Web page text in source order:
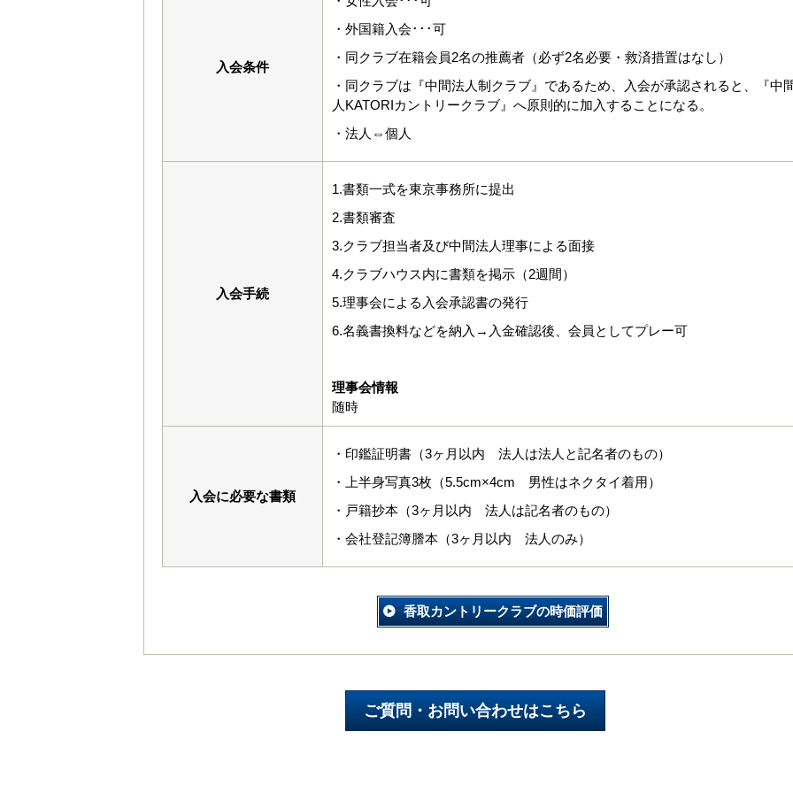
入会条件
・外国籍入会･･･可
・同クラブ在籍会員2名の推薦者（必ず2名必要・救済措置はなし）
・同クラブは『中間法人制クラブ』であるため、入会が承認されると、『中
人KATORIカントリークラブ』へ原則的に加入することになる。
・法人⇔個人
入会手続
1.書類一式を東京事務所に提出
2.書類審査
3.クラブ担当者及び中間法人理事による面接
4.クラブハウス内に書類を掲示（2週間）
5.理事会による入会承認書の発行
6.名義書換料などを納入→入金確認後、会員としてプレー可
理事会情報
随時
入会に必要な書類
・印鑑証明書（3ヶ月以内 法人は法人と記名者のもの）
・上半身写真3枚（5.5cm×4cm 男性はネクタイ着用）
・戸籍抄本（3ヶ月以内 法人は記名者のもの）
・会社登記簿謄本（3ヶ月以内 法人のみ）
香取カントリークラブの時価評価